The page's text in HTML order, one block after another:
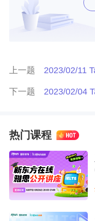
上一题 2023/02/11
下一题 2023/02/04
热门课程